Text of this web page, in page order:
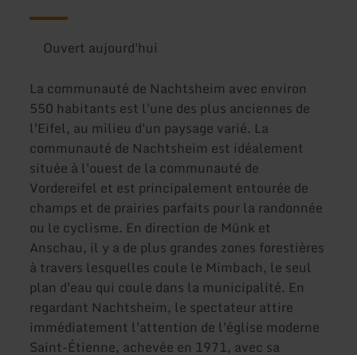
Ouvert aujourd'hui
La communauté de Nachtsheim avec environ
550 habitants est l'une des plus anciennes de
l'Eifel, au milieu d'un paysage varié. La
communauté de Nachtsheim est idéalement
située à l'ouest de la communauté de
Vordereifel et est principalement entourée de
champs et de prairies parfaits pour la randonnée
ou le cyclisme. En direction de Münk et
Anschau, il y a de plus grandes zones forestières
à travers lesquelles coule le Mimbach, le seul
plan d'eau qui coule dans la municipalité. En
regardant Nachtsheim, le spectateur attire
immédiatement l'attention de l'église moderne
Saint-Étienne, achevée en 1971, avec sa